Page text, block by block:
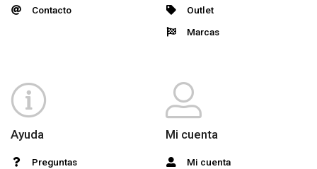
Contacto
Outlet
Marcas
Ayuda
Preguntas
Mi cuenta
Mi cuenta